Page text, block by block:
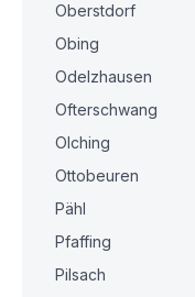
Oberstdorf
Obing
Odelzhausen
Ofterschwang
Olching
Ottobeuren
Pähl
Pfaffing
Pilsach